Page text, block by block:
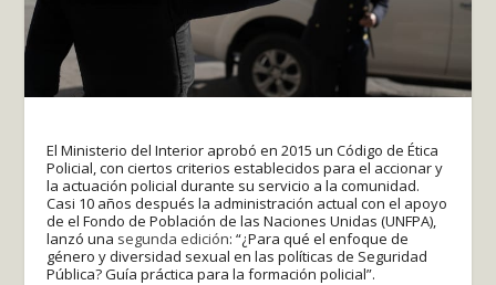
El Ministerio del Interior aprobó en 2015 un Código de Ética
Policial, con ciertos criterios establecidos para el accionar y
la actuación policial durante su servicio a la comunidad.
Casi 10 años después la administración actual con el apoyo
de el Fondo de Población de las Naciones Unidas (UNFPA),
lanzó una segunda edición: “¿Para qué el enfoque de
género y diversidad sexual en las políticas de Seguridad
Pública? Guía práctica para la formación policial”.